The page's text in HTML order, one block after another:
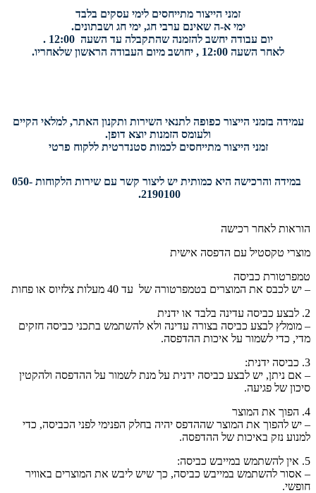
זמני הייצור מתייחסים לימי עסקים בלבד
ימי א-ה שאינם ערבי חג, ימי חג ושבתונים.
יום עבודה יחשב להזמנה שהתקבלה עד השעה 12:00 .
לאחר השעה 12:00 , יחושב מיום העבודה הראשון שלאחריו.
עמידה בזמני הייצור כפופה לתנאי השירות ותקנון האתר, למלאי הקיים
ולעומס הזמנות יוצא דופן.
זמני הייצור מתייחסים לכמות סטנדרטית ללקוח פרטי
במידה והרכישה היא כמותית יש ליצור קשר עם שירות הלקוחות 050-
2190100.
הוראות לאחר רכישה
מוצרי טקסטיל עם הדפסה אישית
טמפרטורת כביסה
– יש לכבס את המוצרים בטמפרטורה של עד 40 מעלות צלזיוס או פחות
2. לבצע כביסה עדינה בלבד או ידנית
– מומלץ לבצע כביסה בצורה עדינה ולא להשתמש בתכני כביסה חזקים
מדי, כדי לשמור על איכות ההדפסה.
3. כביסה ידנית:
– אם ניתן, יש לבצע כביסה ידנית על מנת לשמור על ההדפסה ולהקטין
סיכון של פגיעה.
4. הפוך את המוצר
– יש להפוך את המוצר שההדפס יהיה בחלק הפנימי לפני הכביסה, כדי
למנוע נזק באיכות של ההדפסה.
5. אין להשתמש במייבש כביסה:
– אסור להשתמש במייבש כביסה, כך שיש ליבש את המוצרים באוויר
חופשי.